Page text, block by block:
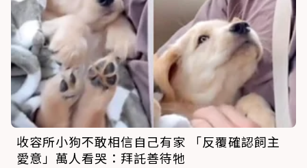
收容所小狗不敢相信自己有家 「反覆確認飼主
愛意」萬人看哭：拜託善待牠